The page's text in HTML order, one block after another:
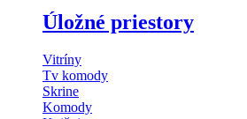
Úložné priestory
Vitríny
Tv komody
Skrine
Komody